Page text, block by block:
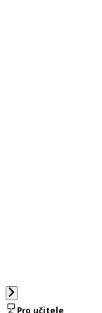
Pro učitele